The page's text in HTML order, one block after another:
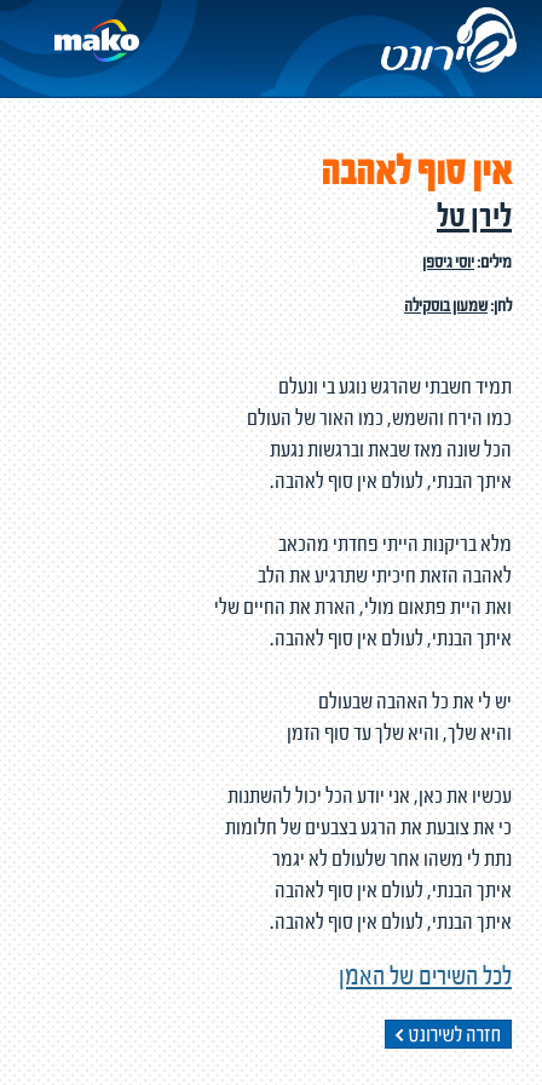
אין סוף לאהבה
לירן טל
מילים:יוסי גיספן
לחן:שמעון בוסקילה
תמיד חשבתי שהרגש נוגע בי ונעלם
כמו הירח והשמש, כמו האור של העולם
הכל שונה מאז שבאת וברגשות נגעת
איתך הבנתי, לעולם אין סוף לאהבה.
מלא בריקנות הייתי פחדתי מהכאב
לאהבה הזאת חיכיתי שתרגיע את הלב
ואת היית פתאום מולי, הארת את החיים שלי
איתך הבנתי, לעולם אין סוף לאהבה.
יש לי את כל האהבה שבעולם
והיא שלך, והיא שלך עד סוף הזמן
עכשיו את כאן, אני יודע הכל יכול להשתנות
כי את צובעת את הרגע בצבעים של חלומות
נתת לי משהו אחר שלעולם לא יגמר
איתך הבנתי, לעולם אין סוף לאהבה
איתך הבנתי, לעולם אין סוף לאהבה.
לכל השירים של האמן